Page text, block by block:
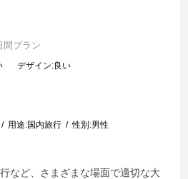
間プラン
デザイン:良い
用途:国内旅行 性別:男性
など、さまざまな場面で適切な大